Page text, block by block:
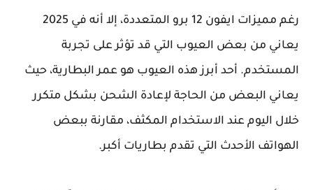
رغم مميزات ايفون 12 برو المتعددة، إلا أنه في 2025
يعاني من بعض العيوب التي قد تؤثر على تجربة
المستخدم. أحد أبرز هذه العيوب هو عمر البطارية، حيث
يعاني البعض من الحاجة لإعادة الشحن بشكل متكرر
خلال اليوم عند الاستخدام المكثف، مقارنة ببعض
الهواتف الأحدث التي تقدم بطاريات أكبر.